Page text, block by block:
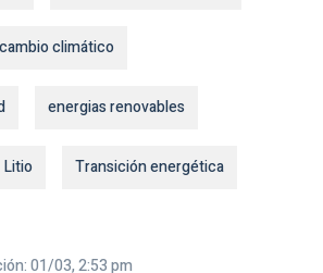
cambio climático
energias renovables
Litio Transición energética
01/03, 2:53 pm